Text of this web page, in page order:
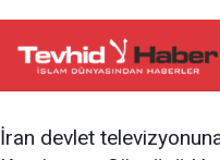
İran devlet